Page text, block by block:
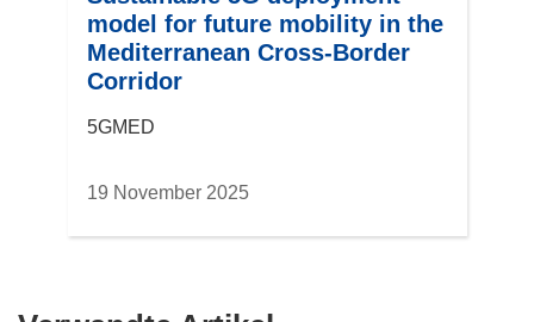
model for future mobility in the
Mediterranean Cross-Border
Corridor
5GMED
19 November 2025